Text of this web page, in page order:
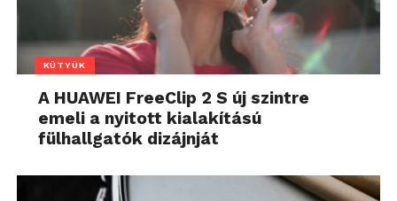
KÜTYÜK
A HUAWEI FreeClip 2 S új szintre
emeli a nyitott kialakítású
fülhallgatók dizájnját